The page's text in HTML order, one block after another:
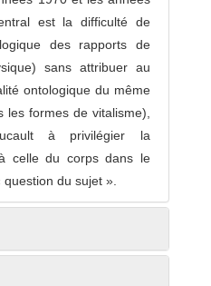
est la difficulté de
des rapports de
sans attribuer au
ontologique du même
formes de vitalisme),
à privilégier la
celle du corps dans le
du sujet ».